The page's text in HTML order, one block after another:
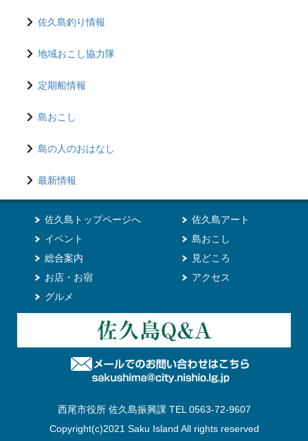
佐久島釣り情報
地域おこし協力隊
定期船情報
島おこし
島の人のおはなし
最新情報
佐久島トップページへ
イベント
総合案内
お店・お宿
グルメ
佐久島アート
島おこし
見どころ
アクセス
西尾市役所 佐久島振興課 TEL 0563-72-9607
Copyright(c)2021 Saku Island All rights reserved